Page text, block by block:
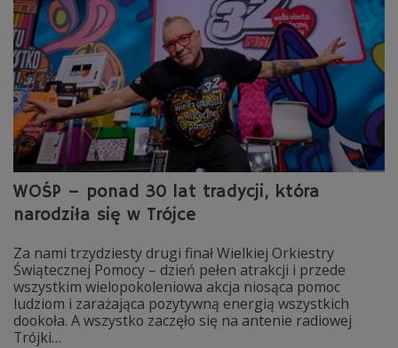
WOŚP – ponad 30 lat tradycji, która
narodziła się w Trójce
Za nami trzydziesty drugi finał Wielkiej Orkiestry
Świątecznej Pomocy – dzień pełen atrakcji i przede
wszystkim wielopokoleniowa akcja niosąca pomoc
ludziom i zarażająca pozytywną energią wszystkich
dookoła. A wszystko zaczęło się na antenie radiowej
Trójki…